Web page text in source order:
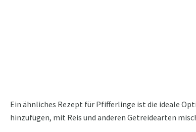
Ein ähnliches Rezept für Pfifferlinge ist die ideale
hinzufügen, mit Reis und anderen Getreidearten